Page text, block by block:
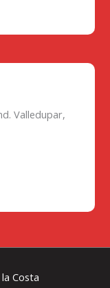
Valledupar,
Costa